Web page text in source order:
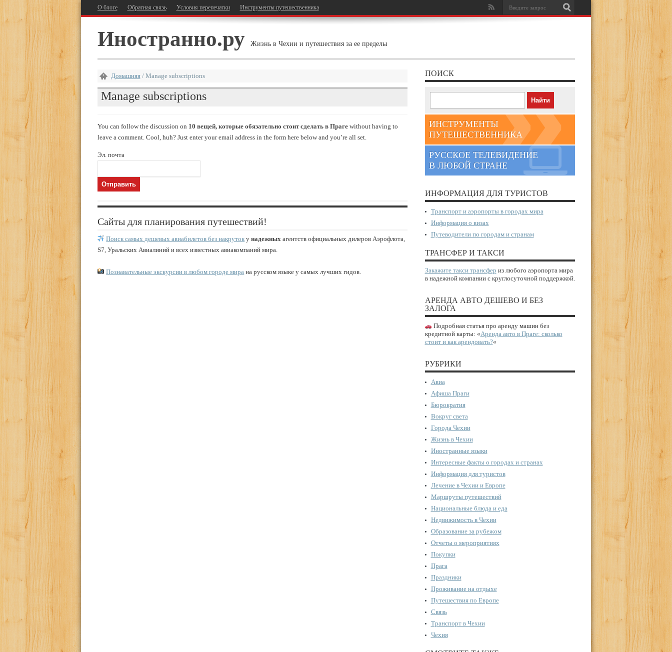
О блоге Обратная связь Условия перепечатки Инструменты путешественника
Иностранно.ру Жизнь в Чехии и путешествия за ее пределы
Домашняя/ Manage subscriptions
Manage subscriptions
You can follow the discussion on 10 вещей, которые обязательно стоит сделать в Прагеwithout having to
leave a comment. Cool, huh? Just enter your email address in the form here below and you’re all set.
Эл. почта
Сайты для планирования путешествий!
Поиск самых дешевых авиабилетов без накруток унадежных агентств официальных дилеров Аэрофлота,
S7, Уральских Авиалиний и всех известных авиакомпаний мира.
Познавательные экскурсии в любом городе мира на русском языке у самых лучших гидов.
ПОИСК
ИНСТРУМЕНТЫ
ПУТЕШЕСТВЕННИКА
РУССКОЕ ТЕЛЕВИДЕНИЕ
В ЛЮБОЙ СТРАНЕ
ИНФОРМАЦИЯ ДЛЯ ТУРИСТОВ
Транспорт и аэропорты в городах мира
Информация о визах
Путеводители по городам и странам
ТРАНСФЕР И ТАКСИ
Закажите такси трансфер из любого аэропорта мира
в надежной компании с круглосуточной поддержкой.
АРЕНДА АВТО ДЕШЕВО И БЕЗ
ЗАЛОГА
Подробная статья про аренду машин без
кредитной карты: «Аренда авто в Праге: сколько
стоит и как арендовать?«
РУБРИКИ
Авиа
Афиша Праги
Бюрократия
Вокруг света
Города Чехии
Жизнь в Чехии
Иностранные языки
Интересные факты о городах и странах
Информация для туристов
Лечение в Чехии и Европе
Маршруты путешествий
Национальные блюда и еда
Недвижимость в Чехии
Образование за рубежом
Отчеты о мероприятиях
Покупки
Прага
Праздники
Проживание на отдыхе
Путешествия по Европе
Связь
Транспорт в Чехии
Чехия